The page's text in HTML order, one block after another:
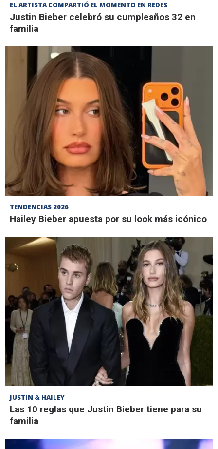
EL ARTISTA COMPARTIÓ EL MOMENTO EN REDES
Justin Bieber celebró su cumpleaños 32 en
familia
TENDENCIAS 2026
Hailey Bieber apuesta por su look más icónico
JUSTIN & HAILEY
Las 10 reglas que Justin Bieber tiene para su
familia